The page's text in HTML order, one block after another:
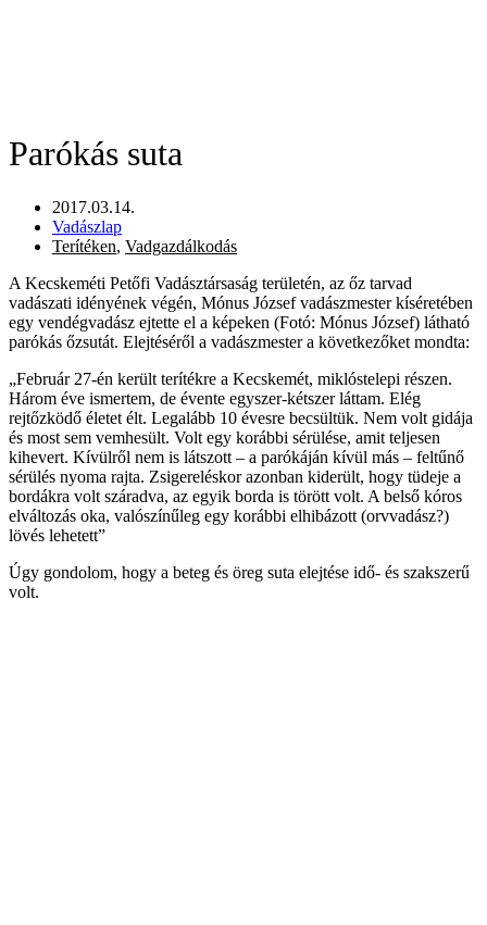
Parókás suta
2017.03.14.
Vadászlap
Terítéken, Vadgazdálkodás
A Kecskeméti Petőfi Vadásztársaság területén, az őz tarvad
vadászati idényének végén, Mónus József vadászmester kíséretében
egy vendégvadász ejtette el a képeken (Fotó: Mónus József) látható
parókás őzsutát. Elejtéséről a vadászmester a következőket mondta:
„Február 27-én került terítékre a Kecskemét, miklóstelepi részen.
Három éve ismertem, de évente egyszer-kétszer láttam. Elég
rejtőzködő életet élt. Legalább 10 évesre becsültük. Nem volt gidája
és most sem vemhesült. Volt egy korábbi sérülése, amit teljesen
kihevert. Kívülről nem is látszott – a parókáján kívül más – feltűnő
sérülés nyoma rajta. Zsigereléskor azonban kiderült, hogy tüdeje a
bordákra volt száradva, az egyik borda is törött volt. A belső kóros
elváltozás oka, valószínűleg egy korábbi elhibázott (orvvadász?)
lövés lehetett”
Úgy gondolom, hogy a beteg és öreg suta elejtése idő- és szakszerű
volt.